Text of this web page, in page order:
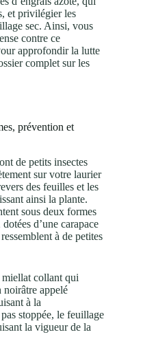
et privilégier les
sec. Ainsi, vous
contre ce
approfondir la lutte
complet sur les
prévention et
de petits insectes
sur votre laurier
des feuilles et les
ainsi la plante.
sous deux formes
d’une carapace
à de petites
miellat collant qui
noirâtre appelé
à la
stoppée, le feuillage
la vigueur de la